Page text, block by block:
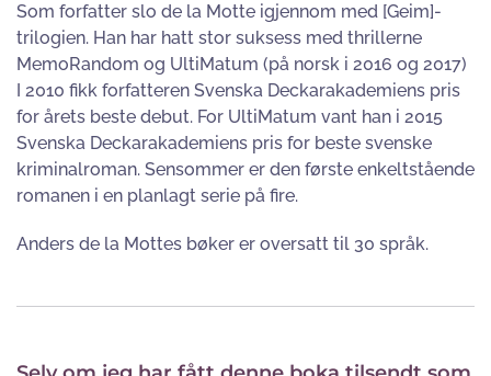
Som forfatter slo de la Motte igjennom med [Geim]-
trilogien. Han har hatt stor suksess med thrillerne
MemoRandom og UltiMatum (på norsk i 2016 og 2017)
I 2010 fikk forfatteren Svenska Deckarakademiens pris
for årets beste debut. For UltiMatum vant han i 2015
Svenska Deckarakademiens pris for beste svenske
kriminalroman. Sensommer er den første enkeltstående
romanen i en planlagt serie på fire.
Anders de la Mottes bøker er oversatt til 30 språk.